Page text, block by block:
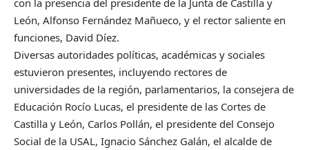
León, Alfonso Fernández Mañueco, y el rector saliente en
funciones, David Díez.
Diversas autoridades políticas, académicas y sociales
estuvieron presentes, incluyendo rectores de
universidades de la región, parlamentarios, la consejera de
Educación Rocío Lucas, el presidente de las Cortes de
Castilla y León, Carlos Pollán, el presidente del Consejo
Social de la USAL, Ignacio Sánchez Galán, el alcalde de